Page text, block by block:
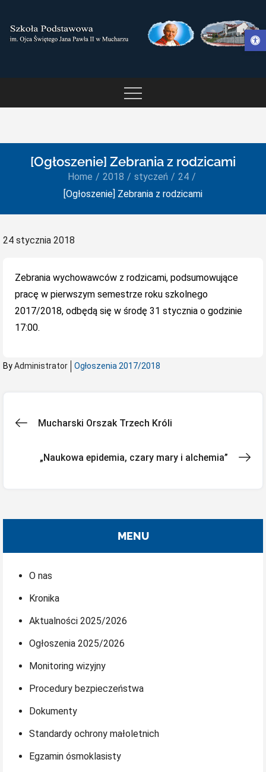
Otwórz pasek narzędzi
content
OJCA ŚWIĘTEGO JANA
[Ogłoszenie] Zebrania z rodzicami
Home 2018 styczeń
24
[Ogłoszenie] Zebrania z rodzicami
Posted
24 stycznia 2018
Zebrania wychowawców z rodzicami, podsumowujące
pracę w pierwszym semestrze roku szkolnego
2017/2018, odbędą się w środę 31 stycznia o godzinie
17:00.
ByAdministrator Ogłoszenia 2017/2018
Nawigacja
wpisu
Mucharski Orszak Trzech Króli
„Naukowa epidemia, czary mary i alchemia”
MENU
O nas
Kronika
Aktualności 2025/2026
Ogłoszenia 2025/2026
Monitoring wizyjny
Procedury bezpieczeństwa
Dokumenty
Standardy ochrony małoletnich
Egzamin ósmoklasisty